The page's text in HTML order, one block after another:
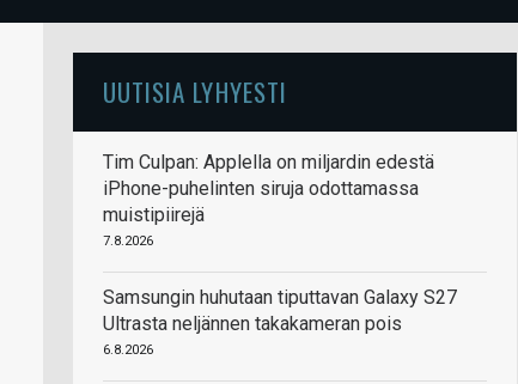
UUTISIA LYHYESTI
Tim Culpan: Applella on miljardin edestä
iPhone-puhelinten siruja odottamassa
muistipiirejä
7.8.2026
Samsungin huhutaan tiputtavan Galaxy S27
Ultrasta neljännen takakameran pois
6.8.2026